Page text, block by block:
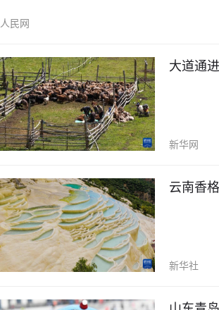
人民网
大道通
新华网
云南香
新华社